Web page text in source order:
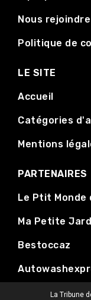
Nous rejoindre
Politique de
LE SITE
Accueil
Catégories
Mentions
PARTENAIRES
Le Ptit
Ma Petite
Bestoccaz
La Tribune